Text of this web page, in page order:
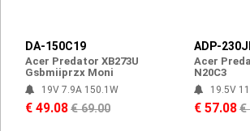
DA-150C19
Acer Predator XB273U
Gsbmiiprzx Moni
19V 7.9A 150.1W
€ 49.08€ 69.00
ADP-
Acer
N20C3
19.5V
€ 57.08€